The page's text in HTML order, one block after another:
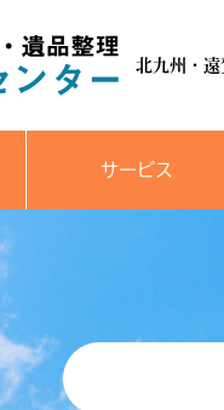
北九州・
サービス